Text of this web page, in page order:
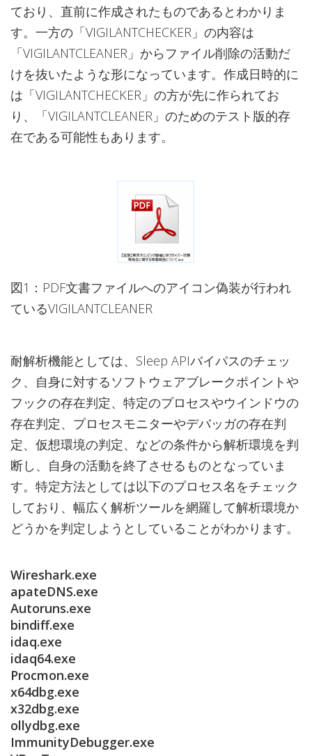
ており、直前に作成されたものであるとわかりま
す。一方の「VIGILANTCHECKER」の内容は
「VIGILANTCLEANER」からファイル削除の活動だ
けを抜いたような形になっています。作成日時的に
は「VIGILANTCHECKER」の方が先に作られてお
り、「VIGILANTCLEANER」のためのテスト版的存
在である可能性もあります。
図1：PDF文書ファイルへのアイコン偽装が行われ
ているVIGILANTCLEANER
耐解析機能としては、Sleep APIバイパスのチェッ
ク、自身に対するソフトウェアブレークポイントや
フックの存在判定、特定のプロセスやウインドウの
存在判定、プロセスモニターやデバッガの存在判
定、仮想環境の判定、などの条件から解析環境を判
断し、自身の活動を終了させるものとなっていま
す。特定方法としては以下のプロセス名をチェック
しており、幅広く解析ツールを網羅して解析環境か
どうかを判定しようとしていることがわかります。
Wireshark.exe
apateDNS.exe
Autoruns.exe
bindiff.exe
idaq.exe
idaq64.exe
Procmon.exe
x64dbg.exe
x32dbg.exe
ollydbg.exe
ImmunityDebugger.exe